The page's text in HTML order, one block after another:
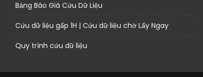
Bảng Báo Giá Cứu Dữ Liệu
Cứu dữ liệu gấp 1H | Cứu dữ liệu chờ Lấy Ngay
Quy trình cứu dữ liệu